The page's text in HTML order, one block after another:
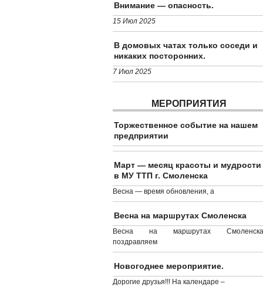
Внимание — опасность.
15 Июл 2025
В домовых чатах только соседи и
никаких посторонних.
7 Июл 2025
МЕРОПРИЯТИЯ
Торжественное событие на нашем
предприятии
Март — месяц красоты и мудрости
в МУ ТТП г. Смоленска
Весна — время обновления, а
Весна на маршрутах Смоленска
Весна на маршрутах
поздравляем
Новогоднее мероприятие.
Дорогие друзья!!! На календаре –